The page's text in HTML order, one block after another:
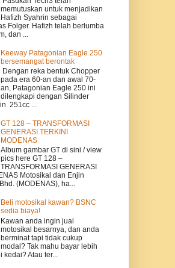
memutuskan untuk menjadikan
Hafizh Syahrin sebagai
Folger. Hafizh telah berlumba
dan ...
Keeway Patagonian Eagle 250
bersemangat berontak
Dengan reka bentuk Chopper
pada era 60-an dan awal 70-
an, Patagonian Eagle 250 ini
dilengkapi dengan Silinder
251cc ...
GT 128 – TRANSFORMASI
GENERASI TERKINI
MODENAS
Album gambar GT di sini / view
pics here GT 128 –
TRANSFORMASI GENERASI
Motosikal dan Enjin
(MODENAS), ha...
Beli motosikal kawan? BSNC
sedia biaya!
Kawan anda ingin jual
motosikal besarnya, dan anda
berminat tapi tidak cukup
modal? Tak mahu bayar lebih
Atau ter...